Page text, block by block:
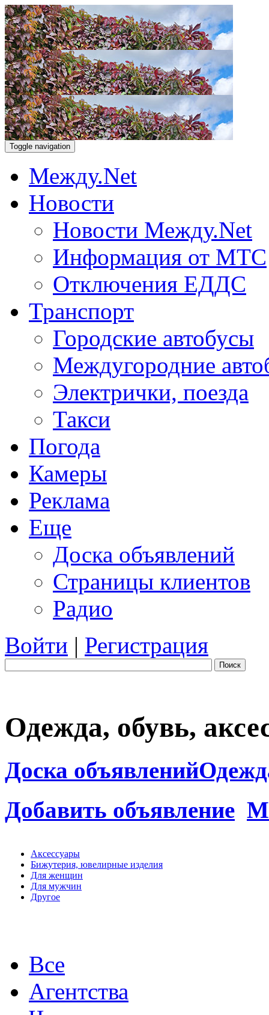
Toggle navigation
Между.Net
Новости
Новости Между.Net
Информация от МТС
Отключения ЕДДС
Транспорт
Городские автобусы
Междугородние
Электрички, поезда
Такси
Погода
Камеры
Реклама
Еще
Доска объявлений
Страницы клиентов
Радио
Войти | Регистрация
Поиск
Одежда, обувь,
Доска объявлений
Добавить объявление
Аксессуары
Бижутерия, ювелирные изделия
Для женщин
Для мужчин
Другое
Все
Агентства